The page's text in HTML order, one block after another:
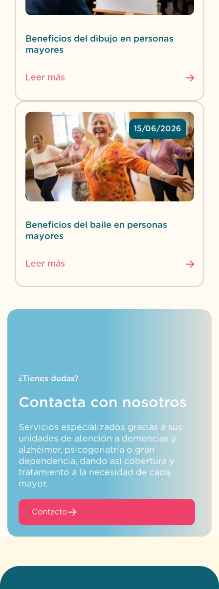
Beneficios del dibujo en personas
mayores
Leer más
15/06/2026
Beneficios del baile en personas
mayores
Leer más
¿Tienes dudas?
Contacta con nosotros
Servicios especializados gracias a sus
unidades de atención a demencias y
alzhéimer, psicogeriatría o gran
dependencia, dando así cobertura y
tratamiento a la necesidad de cada
mayor.
Contacto